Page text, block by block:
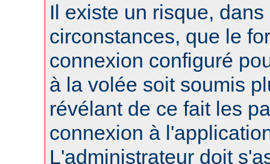
Il existe un risque,
circonstances, que le
connexion configuré
à la volée soit soumis
révélant de ce fait les
connexion à
L'administrateur doit